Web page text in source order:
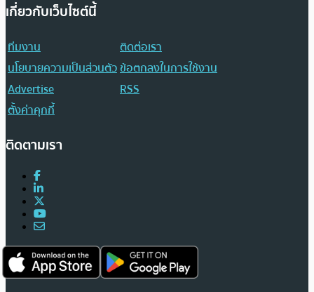
เกี่ยวกับเว็บไซต์นี้
ทีมงาน
ติดต่อเรา
นโยบายความเป็นส่วนตัวข้อตกลงในการใช้งาน
Advertise
RSS
ตั้งค่าคุกกี้
ติดตามเรา